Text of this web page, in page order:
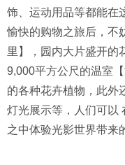
饰、运动用品等都能在
愉快的购物之旅后，不
里】，园内大片盛开的
9,000平方公尺的温室
的各种花卉植物，此外
灯光展示等，人们可以
之中体验光影世界带来